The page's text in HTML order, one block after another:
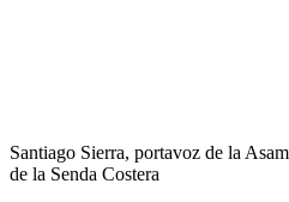
Santiago Sierra, portavoz de la
de la Senda Costera